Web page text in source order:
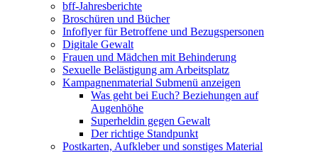
bff-Jahresberichte
Broschüren und Bücher
Infoflyer für Betroffene und Bezugspersonen
Digitale Gewalt
Frauen und Mädchen mit Behinderung
Sexuelle Belästigung am Arbeitsplatz
Kampagnenmaterial Submenü anzeigen
Was geht bei Euch? Beziehungen auf
Augenhöhe
Superheldin gegen Gewalt
Der richtige Standpunkt
Postkarten, Aufkleber und sonstiges Material